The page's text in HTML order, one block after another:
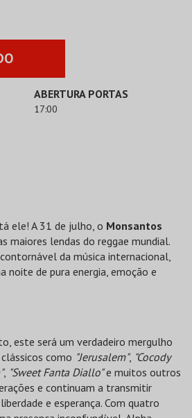
ABERTURA PORTAS
17:00
ele! A 31 de julho, o Monsantos
maiores lendas do reggae mundial.
da música internacional,
noite de pura energia, emoção e
este será um verdadeiro mergulho
como "Jerusalem", "Cocody
, "Sweet Fanta Diallo"e muitos outros
e continuam a transmitir
e esperança. Com quatro